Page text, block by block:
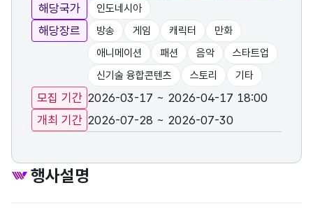
해당국가 인도네시아
해당장르 방송 게임 캐릭터
만화
애니메이션
패션 음악
스타트업
신기술 융합콘텐츠
스토리 기타
모집 기간 2026-03-17 ~ 2026-04-17 18:00
개최 기간 2026-07-28 ~ 2026-07-30
행사설명